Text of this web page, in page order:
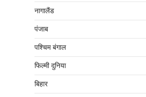
नागालैंड
पंजाब
पश्चिम बंगाल
फिल्मी दुनिया
बिहार